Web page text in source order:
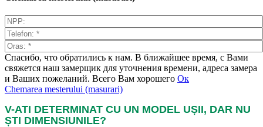
Спасибо, что обратились к нам. В ближайшее время, с Вами
свяжется наш замерщик для уточнения времени, адреса замера
и Ваших пожеланий. Всего Вам хорошего Ок
Chemarea mesterului (masurari)
V-ATI DETERMINAT CU UN MODEL UȘII, DAR NU
ȘTI DIMENSIUNILE?